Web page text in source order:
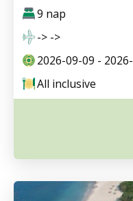
9 nap
-> ->
2026-09-09 -
All inclusive